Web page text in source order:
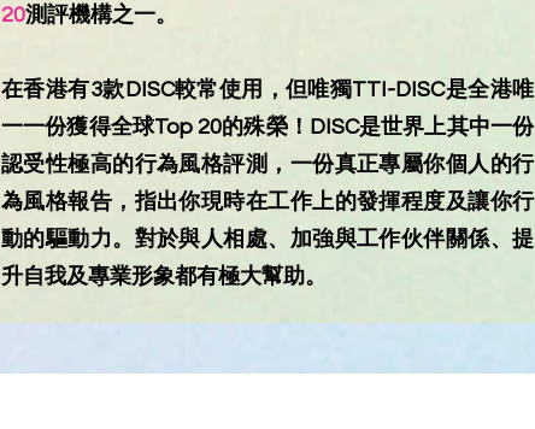
20測評機構之一。
在香港有3款DISC較常使用，但唯獨TTI-DISC是全港唯
一一份獲得全球Top 20的殊榮！DISC是世界上其中一份
認受性極高的行為風格評測，一份真正專屬你個人的行
為風格報告，指出你現時在工作上的發揮程度及讓你行
動的驅動力。對於與人相處、加強與工作伙伴關係、提
升自我及專業形象都有極大幫助。